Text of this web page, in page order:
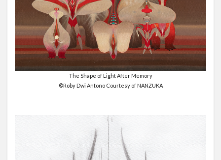
The Shape of Light After Memory
©Roby Dwi Antono Courtesy of NANZUKA